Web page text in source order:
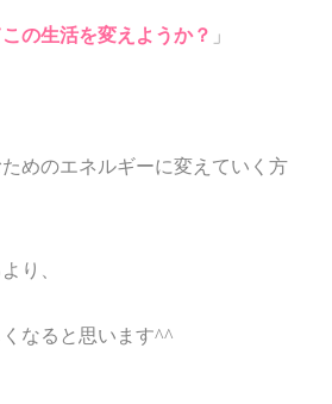
の生活を変えようか？ 」
めのエネルギーに変えていく方
り、
なると思います^^